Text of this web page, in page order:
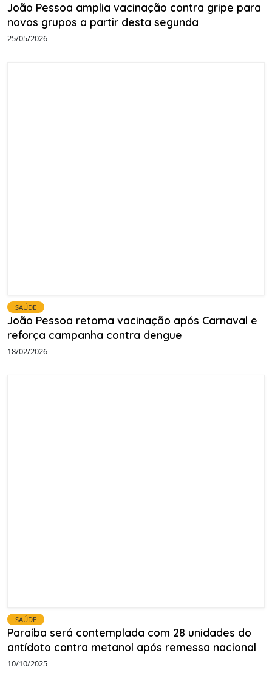
João Pessoa amplia vacinação contra gripe para
novos grupos a partir desta segunda
25/05/2026
SAÚDE
João Pessoa retoma vacinação após Carnaval e
reforça campanha contra dengue
18/02/2026
SAÚDE
Paraíba será contemplada com 28 unidades do
antídoto contra metanol após remessa nacional
10/10/2025